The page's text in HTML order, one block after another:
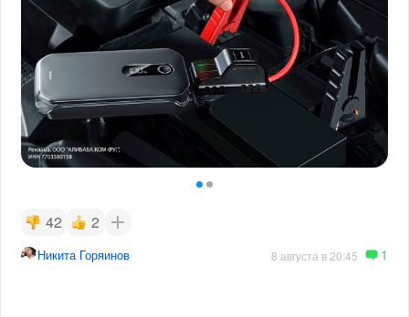
42 2
Никита Горяинов 8 августа в 20:45 1